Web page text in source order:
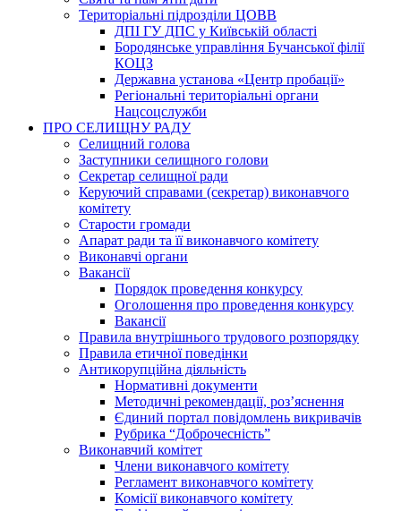
Територіальні підрозділи ЦОВВ
ДПІ ГУ ДПС у Київській області
Бородянське управління Бучанської філії
КОЦЗ
Державна установа «Центр пробації»
Регіональні територіальні органи
Нацсоцслужби
ПРО СЕЛИЩНУ РАДУ
Селищний голова
Заступники селищного голови
Секретар селищної ради
Керуючий справами (секретар) виконавчого
комітету
Старости громади
Апарат ради та її виконавчого комітету
Виконавчі органи
Вакансії
Порядок проведення конкурсу
Оголошення про проведення конкурсу
Вакансії
Правила внутрішнього трудового розпорядку
Правила етичної поведінки
Антикорупційна діяльність
Нормативні документи
Методичні рекомендації, роз’яснення
Єдиний портал повідомлень викривачів
Рубрика “Доброчесність”
Виконавчий комітет
Члени виконавчого комітету
Регламент виконавчого комітету
Комісії виконавчого комітету